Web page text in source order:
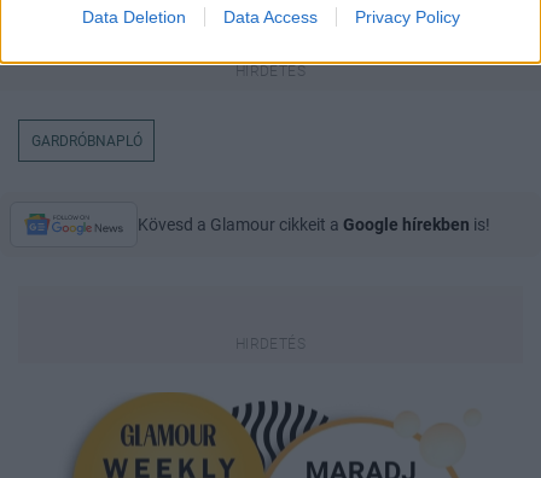
Data Deletion Data Access Privacy Policy
GARDRÓBNAPLÓ
Kövesd a Glamour cikkeit a Google hírekben is!